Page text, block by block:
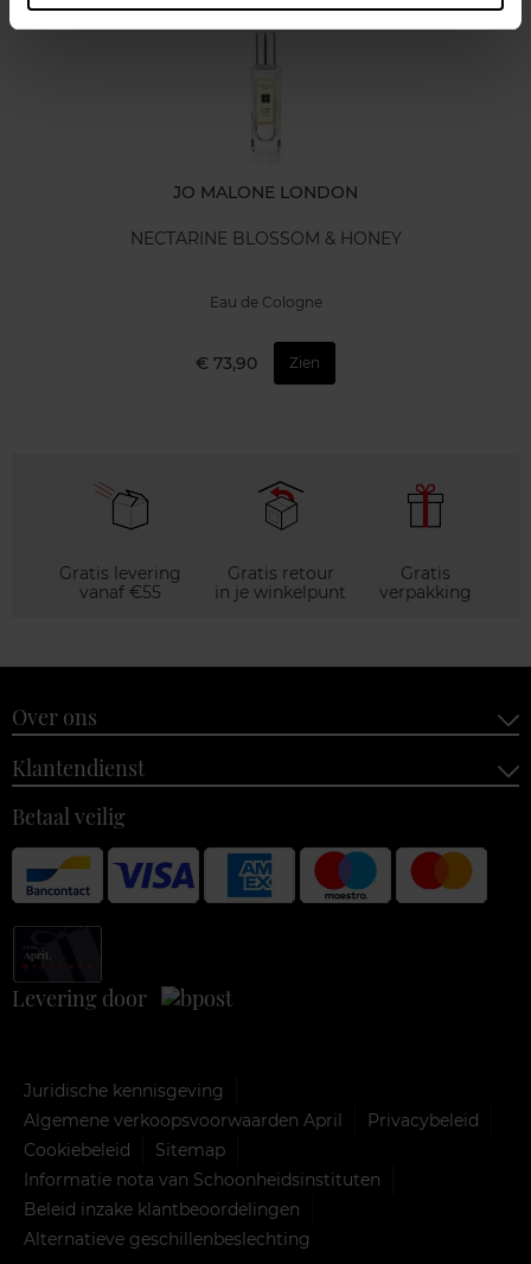
JO MALONE LONDON
NECTARINE BLOSSOM & HONEY
Eau de Cologne
€ 73,90 Zien
Gratis levering
vanaf €55
Gratis retour
in je winkelpunt
Gratis
verpakking
Over ons
Klantendienst
Betaal veilig
Levering door
Juridische kennisgeving
Algemene verkoopsvoorwaarden April
Privacybeleid
Cookiebeleid
Sitemap
Informatie nota van Schoonheidsinstituten
Beleid inzake klantbeoordelingen
Alternatieve geschillenbeslechting